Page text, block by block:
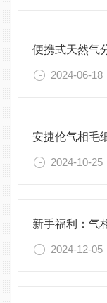
便携式天然气
2024-06-18
安捷伦气相毛
2024-10-25
新手福利：气
2024-12-05